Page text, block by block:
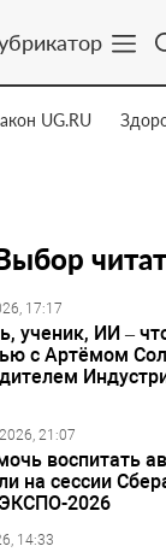
UG.RU
17:17
ученик, ИИ –
с Артёмом
21:07
воспитать
на сессии
2026
14:33